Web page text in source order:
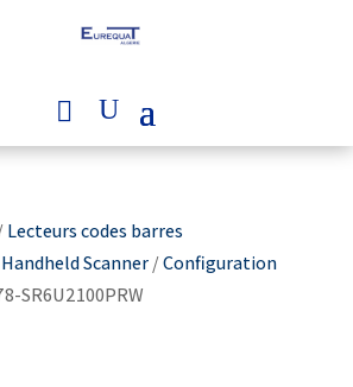
Lecteurs codes barres
Scanner/Configuration
SR6U2100PRW